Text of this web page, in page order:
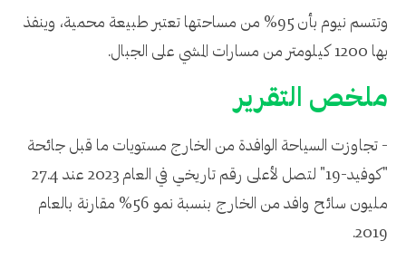
وتتسم نيوم بأن 95% من مساحتها تعتبر طبيعة محمية، وينفذ
بها 1200 كيلومتر من مسارات المشي على الجبال.
ملخص التقرير
- تجاوزت السياحة الوافدة من الخارج مستويات ما قبل جائحة
"كوفيد-19" لتصل لأعلى رقم تاريخي في العام 2023 عند 27.4
مليون سائح وافد من الخارج بنسبة نمو 56% مقارنة بالعام
2019.